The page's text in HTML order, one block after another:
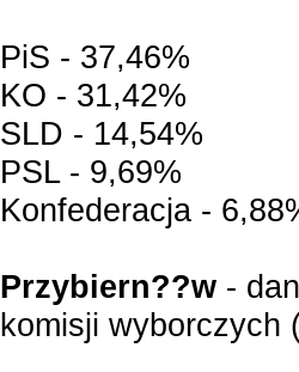
PiS - 37,46%
KO - 31,42%
SLD - 14,54%
PSL - 9,69%
Konfederacja -
Przybiern??w -
komisji wyborczych